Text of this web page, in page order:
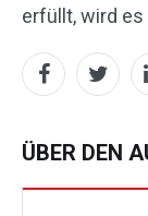
erfüllt, wird
ÜBER DEN